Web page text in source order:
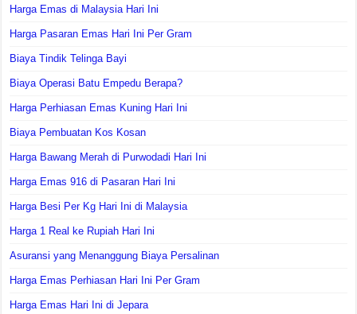
Harga Emas di Malaysia Hari Ini
Harga Pasaran Emas Hari Ini Per Gram
Biaya Tindik Telinga Bayi
Biaya Operasi Batu Empedu Berapa?
Harga Perhiasan Emas Kuning Hari Ini
Biaya Pembuatan Kos Kosan
Harga Bawang Merah di Purwodadi Hari Ini
Harga Emas 916 di Pasaran Hari Ini
Harga Besi Per Kg Hari Ini di Malaysia
Harga 1 Real ke Rupiah Hari Ini
Asuransi yang Menanggung Biaya Persalinan
Harga Emas Perhiasan Hari Ini Per Gram
Harga Emas Hari Ini di Jepara